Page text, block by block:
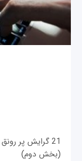
21 گرایش پر
(بخش دوم)